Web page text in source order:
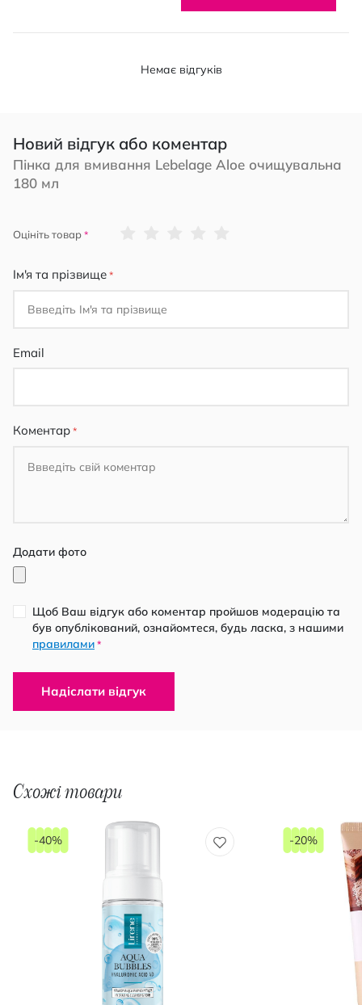
Немає відгуків
Новий відгук або коментар
Пінка для вмивання Lebelage Aloe очищувальна
180 мл
Оцініть товар
Ім'я та прізвище
Email
Коментар
Додати фото
Щоб Ваш відгук або коментар пройшов модерацію та
був опублікований, ознайомтеся, будь ласка, з нашими
правилами *
Надіслати відгук
Схожі товари
-40% -20%